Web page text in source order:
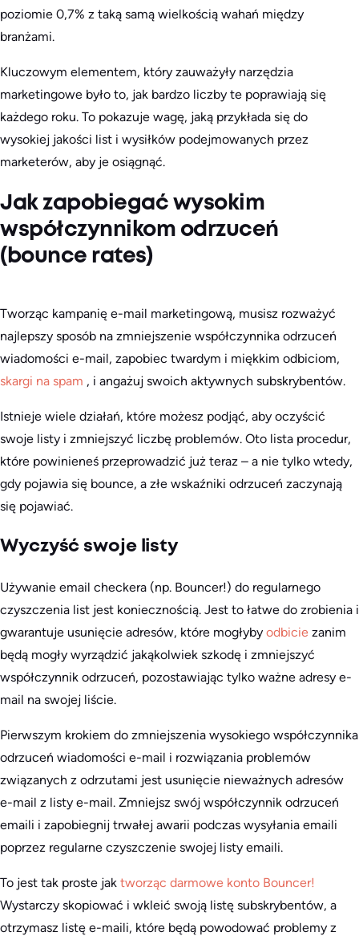
poziomie 0,7% z taką samą wielkością wahań między
branżami.
Kluczowym elementem, który zauważyły narzędzia
marketingowe było to, jak bardzo liczby te poprawiają się
każdego roku. To pokazuje wagę, jaką przykłada się do
wysokiej jakości list i wysiłków podejmowanych przez
marketerów, aby je osiągnąć.
Jak zapobiegać wysokim
współczynnikom odrzuceń
(bounce rates)
Tworząc kampanię e-mail marketingową, musisz rozważyć
najlepszy sposób na zmniejszenie współczynnika odrzuceń
wiadomości e-mail, zapobiec twardym i miękkim odbiciom,
skargi na spam , i angażuj swoich aktywnych subskrybentów.
Istnieje wiele działań, które możesz podjąć, aby oczyścić
swoje listy i zmniejszyć liczbę problemów. Oto lista procedur,
które powinieneś przeprowadzić już teraz – a nie tylko wtedy,
gdy pojawia się bounce, a złe wskaźniki odrzuceń zaczynają
się pojawiać.
Wyczyść swoje listy
Używanie email checkera (np. Bouncer!) do regularnego
czyszczenia list jest koniecznością. Jest to łatwe do zrobienia i
gwarantuje usunięcie adresów, które mogłyby odbicie zanim
będą mogły wyrządzić jakąkolwiek szkodę i zmniejszyć
współczynnik odrzuceń, pozostawiając tylko ważne adresy e-
mail na swojej liście.
Pierwszym krokiem do zmniejszenia wysokiego współczynnika
odrzuceń wiadomości e-mail i rozwiązania problemów
związanych z odrzutami jest usunięcie nieważnych adresów
e-mail z listy e-mail. Zmniejsz swój współczynnik odrzuceń
emaili i zapobiegnij trwałej awarii podczas wysyłania emaili
poprzez regularne czyszczenie swojej listy emaili.
To jest tak proste jak tworząc darmowe konto Bouncer!
Wystarczy skopiować i wkleić swoją listę subskrybentów, a
otrzymasz listę e-maili, które będą powodować problemy z